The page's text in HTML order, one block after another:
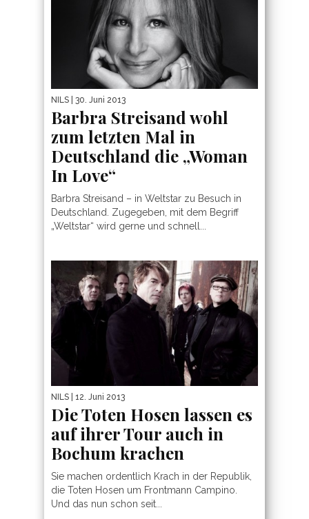
NILS | 30. Juni 2013
Barbra Streisand wohl
zum letzten Mal in
Deutschland die „Woman
In Love“
Barbra Streisand – in Weltstar zu Besuch in
Deutschland. Zugegeben, mit dem Begriff
„Weltstar“ wird gerne und schnell...
NILS | 12. Juni 2013
Die Toten Hosen lassen es
auf ihrer Tour auch in
Bochum krachen
Sie machen ordentlich Krach in der Republik,
die Toten Hosen um Frontmann Campino.
Und das nun schon seit...